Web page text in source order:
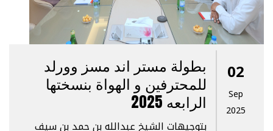
بطولة مستر اند مسز وورلد
للمحترفين و الهواة بنسختها
الرابعه 2025
بتوجيهات الشيخ عبدالله بن حمد بن سيف
02
Sep
2025